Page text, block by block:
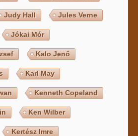
Judy Hall Jules Verne
Jókai Mór
Kalo Jenő
Karl May
Kenneth Copeland
Ken Wilber
Kertész Imre